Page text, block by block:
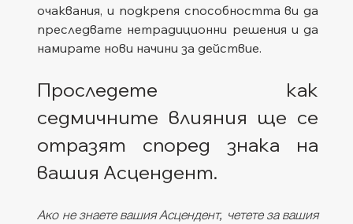
очаквания, и подкрепя способността ви да
преследвате нетрадиционни решения и да
намирате нови начини за действие.
Проследете как
седмичните влияния ще се
отразят според знака на
вашия Асцендент.
Ако не знаете вашия Асцендент, четете за вашия